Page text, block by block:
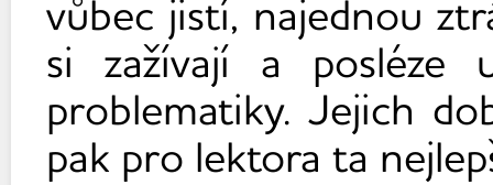
vůbec jistí, najednou
si zažívají a posléze
problematiky. Jejich
pak pro lektora ta